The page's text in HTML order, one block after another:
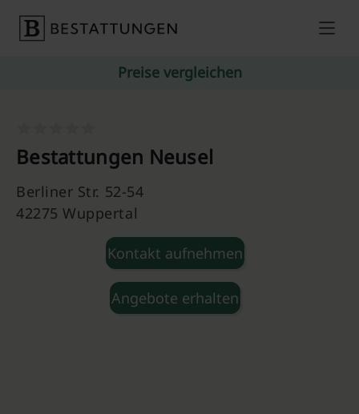
Preise vergleichen
Bestattungen Neusel
Berliner Str. 52-54
42275 Wuppertal
Kontakt aufnehmen
Angebote erhalten